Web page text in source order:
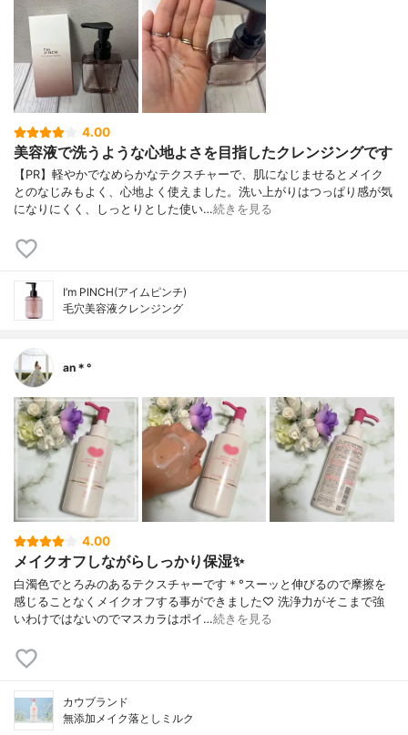
4.00
美容液で洗うような心地よさを目指したクレンジングです
【PR】軽やかでなめらかなテクスチャーで、肌になじませるとメイク
とのなじみもよく、心地よく使えました。洗い上がりはつっぱり感が気
になりにくく、しっとりとした使い…続きを見る
I’m PINCH(アイムピンチ)
毛穴美容液クレンジング
an＊°
4.00
メイクオフしながらしっかり保湿✨
白濁色でとろみのあるテクスチャーです＊°スーッと伸びるので摩擦を
感じることなくメイクオフする事ができました♡ 洗浄力がそこまで強
いわけではないのでマスカラはポイ…続きを見る
カウブランド
無添加メイク落としミルク